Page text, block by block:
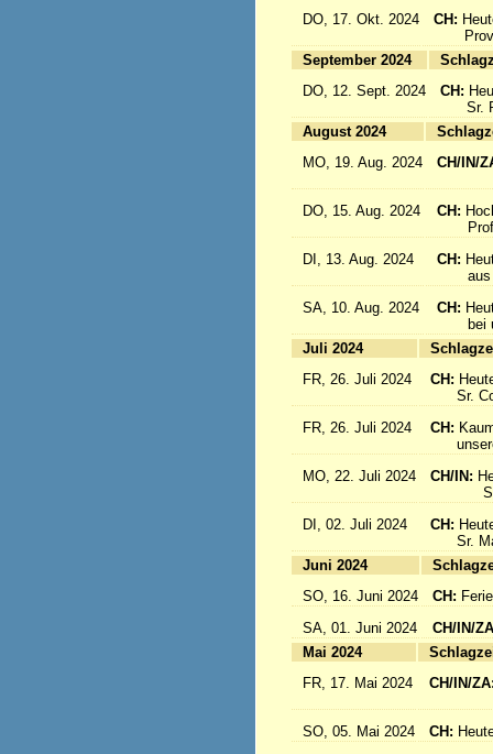
DO, 17. Okt. 2024 CH:
September 2024
DO, 12. Sept. 2024
CH:
Sr.
August 2024
MO, 19. Aug. 2024
CH/IN/
DO, 15. Aug. 2024
CH:
DI, 13. Aug. 2024
CH:
aus
SA, 10. Aug. 2024
CH:
bei
Juli 2024
FR, 26. Juli 2024
CH:
Sr.
FR, 26. Juli 2024
CH:
unsere
MO, 22. Juli 2024
CH/IN:
Sr.
DI, 02. Juli 2024
CH:
Sr.
Juni 2024
SO, 16. Juni 2024
CH:
SA, 01. Juni 2024
CH/IN/
Mai 2024
FR, 17. Mai 2024
CH/IN/
SO, 05. Mai 2024
CH: